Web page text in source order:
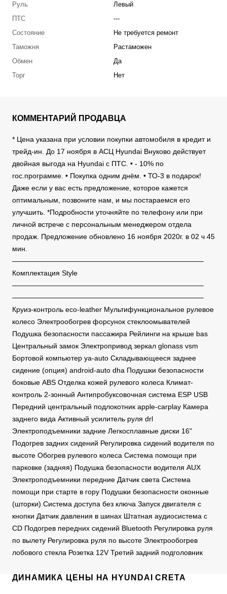
Руль
Левый
ПТС
---
Состояние
Не требуется ремонт
Таможня
Растаможен
Обмен
Да
Торг
Нет
КОММЕНТАРИЙ ПРОДАВЦА
* Цена указана при условии покупки автомобиля в кредит и
трейд-ин. До 17 ноября в АСЦ Hyundai Внуково действует
двойная выгода на Hyundai с ПТС. • - 10% по
гос.программе. • Покупка одним днём. • ТО-3 в подарок!
Даже если у вас есть предложение, которое кажется
оптимальным, позвоните нам, и мы постараемся его
улучшить. *Подробности уточняйте по телефону или при
личной встрече с персональным менеджером отдела
продаж. Предложение обновлено 16 ноября 2020г. в 02 ч 45
мин.
———————————————————————————
Комплектация Style
———————————————————————————
———————————————————————————
Круиз-контроль eco-leather Мультифункциональное рулевое
колесо Электрообогрев форсунок стеклоомывателей
Подушка безопасности пассажира Рейлинги на крыше bas
Центральный замок Электропривод зеркал glonass vsm
Бортовой компьютер ya-auto Складывающееся заднее
сидение (опция) android-auto dha Подушки безопасности
боковые ABS Отделка кожей рулевого колеса Климат-
контроль 2-зонный Антипробуксовочная система ESP USB
Передний центральный подлокотник apple-carplay Камера
заднего вида Активный усилитель руля drl
Электроподъемники задние Легкосплавные диски 16"
Подогрев задних сидений Регулировка сидений водителя по
высоте Обогрев рулевого колеса Система помощи при
парковке (задняя) Подушка безопасности водителя AUX
Электроподъемники передние Датчик света Система
помощи при старте в гору Подушки безопасности оконные
(шторки) Система доступа без ключа Запуск двигателя с
кнопки Датчик давления в шинах Штатная аудиосистема с
CD Подогрев передних сидений Bluetooth Регулировка руля
по вылету Регулировка руля по высоте Электрообогрев
лобового стекла Розетка 12V Третий задний подголовник
ДИНАМИКА ЦЕНЫ НА HYUNDAI CRETA